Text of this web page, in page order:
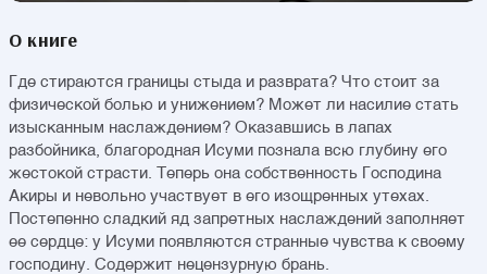
О книге
Где стираются границы стыда и разврата? Что стоит за
физической болью и унижением? Может ли насилие стать
изысканным наслаждением? Оказавшись в лапах
разбойника, благородная Исуми познала всю глубину его
жестокой страсти. Теперь она собственность Господина
Акиры и невольно участвует в его изощренных утехах.
Постепенно сладкий яд запретных наслаждений заполняет
ее сердце: у Исуми появляются странные чувства к своему
господину. Содержит нецензурную брань.